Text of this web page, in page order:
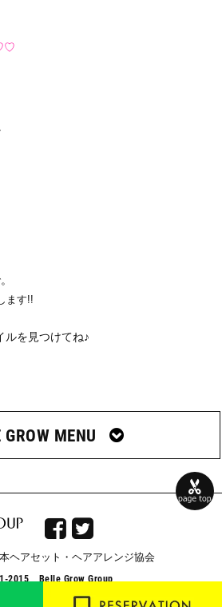
ます!!
ルを見つけてね♪
GROW MENU
 
ヘアセット・ヘアアレンジ協会
2015 Belle Grow Group